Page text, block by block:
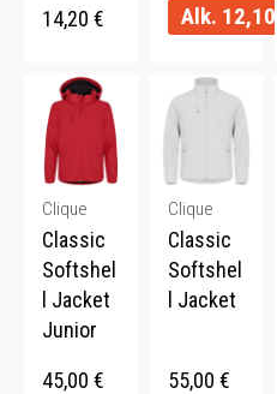
14,20 € Alk. 12,10
Clique
Classic
Softshel
l Jacket
Junior
45,00 €
Clique
Classic
Softshel
l Jacket
55,00 €